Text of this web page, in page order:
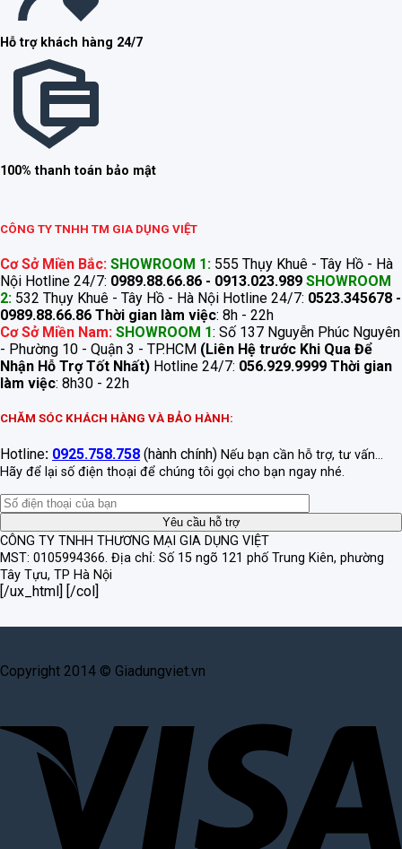
Hỗ trợ khách hàng 24/7
100% thanh toán bảo mật
CÔNG TY TNHH TM GIA DỤNG VIỆT
Cơ Sở Miền Bắc: SHOWROOM 1: 555 Thụy Khuê - Tây Hồ - Hà
Nội Hotline 24/7: 0989.88.66.86 - 0913.023.989 SHOWROOM
2: 532 Thụy Khuê - Tây Hồ - Hà Nội Hotline 24/7: 0523.345678 -
0989.88.66.86 Thời gian làm việc: 8h - 22h
Cơ Sở Miền Nam: SHOWROOM 1: Số 137 Nguyễn Phúc Nguyên
- Phường 10 - Quận 3 - TP.HCM (Liên Hệ trước Khi Qua Để
Nhận Hỗ Trợ Tốt Nhất) Hotline 24/7: 056.929.9999 Thời gian
làm việc: 8h30 - 22h
CHĂM SÓC KHÁCH HÀNG VÀ BẢO HÀNH:
Hotline: 0925.758.758 (hành chính) Nếu bạn cần hỗ trợ, tư vấn...
Hãy để lại số điện thoại để chúng tôi gọi cho bạn ngay nhé.
CÔNG TY TNHH THƯƠNG MẠI GIA DỤNG VIỆT
MST: 0105994366. Địa chỉ: Số 15 ngõ 121 phố Trung Kiên, phường
Tây Tựu, TP Hà Nội
[/ux_html] [/col]
Copyright 2014 © Giadungviet.vn